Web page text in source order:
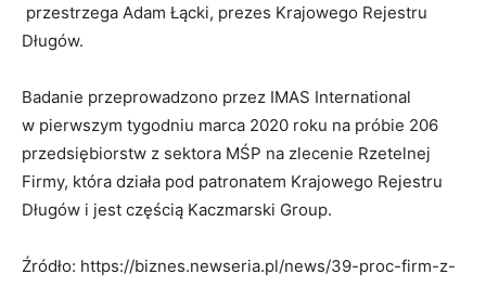
przestrzega Adam Łącki, prezes Krajowego Rejestru
Długów.
Badanie przeprowadzono przez IMAS International
w pierwszym tygodniu marca 2020 roku na próbie 206
przedsiębiorstw z sektora MŚP na zlecenie Rzetelnej
Firmy, która działa pod patronatem Krajowego Rejestru
Długów i jest częścią Kaczmarski Group.
Źródło: https://biznes.newseria.pl/news/39-proc-firm-z-